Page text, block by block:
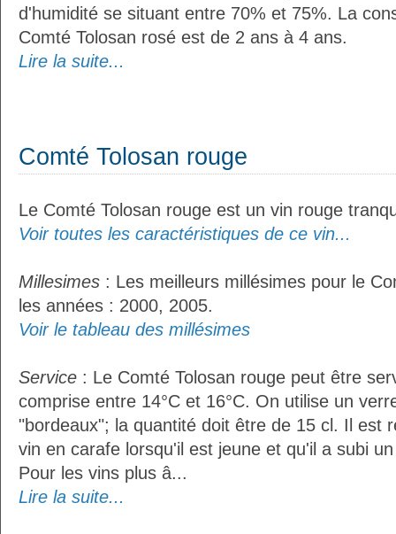
d'humidité se situant entre 70% et 75%. La
Comté Tolosan rosé est de 2 ans à 4 ans.
Lire la suite...
Comté Tolosan rouge
Le Comté Tolosan rouge est un vin rouge
Voir toutes les caractéristiques de ce vin...
Millesimes : Les meilleurs millésimes pour le
les années : 2000, 2005.
Voir le tableau des millésimes
Service : Le Comté Tolosan rouge peut être
comprise entre 14°C et 16°C. On utilise un
"bordeaux"; la quantité doit être de 15 cl. Il est
vin en carafe lorsqu'il est jeune et qu'il a subi
Pour les vins plus â...
Lire la suite...